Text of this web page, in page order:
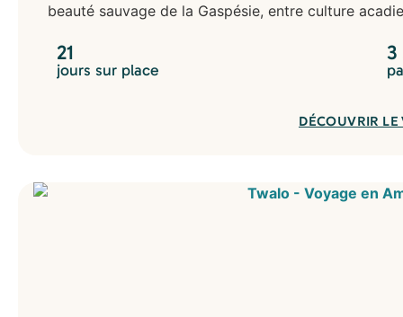
beauté sauvage de la Gaspésie, entre culture
21
jours sur place
3
DÉCOUVRIR LE